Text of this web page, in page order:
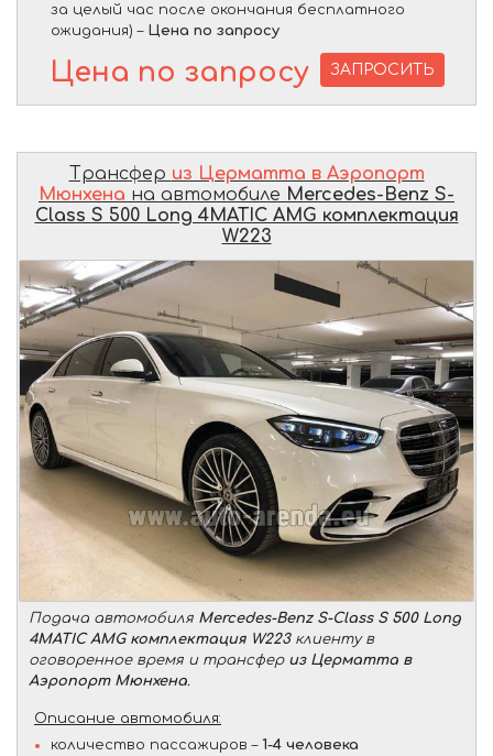
за целый час после окончания бесплатного
ожидания) – Цена по запросу
Цена по запросу ЗАПРОСИТЬ
Трансфер из Церматта в Аэропорт
Мюнхена на автомобиле Mercedes-Benz S-
Class S 500 Long 4MATIC AMG комплектация
W223
Подача автомобиля Mercedes-Benz S-Class S 500 Long
4MATIC AMG комплектация W223клиенту в
оговоренное время и трансфер из Церматта в
Аэропорт Мюнхена.
Описание автомобиля:
количество пассажиров – 1-4 человека